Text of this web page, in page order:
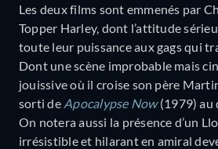
Les deux films sont emmenés par
Topper Harley, dont l’attitude
toute leur puissance aux gags qui
Dont une scène improbable mais
jouissive où il croise son père
sorti de Apocalypse Now(1979) au
On notera aussi la présence d’un
irrésistible et hilarant en amiral